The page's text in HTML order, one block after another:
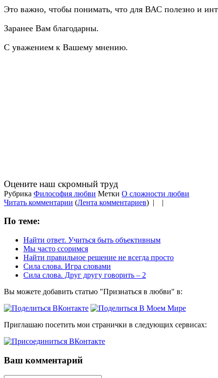
Это важно, чтобы понимать, что для ВАС полезно и
Заранее Вам благодарны.
С уважением к Вашему мнению.
Оцените наш скромный труд
Рубрика Философия любви Метки О сложности любви
Читать комментарии (Лента комментариев) | |
По теме:
Найти ответ. Учиться быть объективным
Мы часто ссоримся
Найти правильное решение не всегда просто
Сила слова. Игра словами
Сила слова. Друг другу говорить – 2
Вы можете добавить статью "Признаться в любви" в:
Приглашаю посетить мои странички в следующих сервисах:
Ваш комментарий